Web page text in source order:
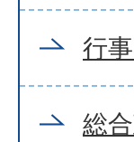
行
総